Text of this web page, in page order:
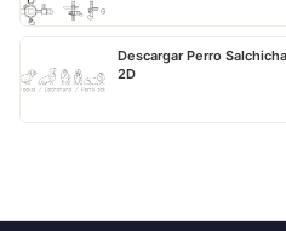
Descargar Perro
2D